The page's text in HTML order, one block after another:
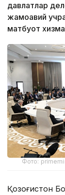
давлатлар
жамоавий
матбуот
Фото:
Қозоғистон